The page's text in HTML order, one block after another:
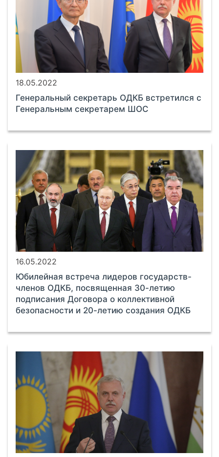
18.05.2022
Генеральный секретарь ОДКБ встретился с
Генеральным секретарем ШОС
16.05.2022
Юбилейная встреча лидеров государств-
членов ОДКБ, посвященная 30-летию
подписания Договора о коллективной
безопасности и 20-летию создания ОДКБ